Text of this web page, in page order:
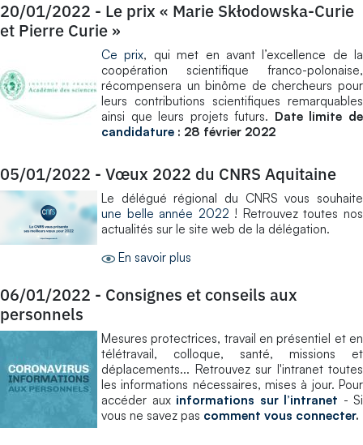
20/01/2022 - Le prix « Marie Skłodowska-Curie
et Pierre Curie »
Ce prix, qui met en avant l’excellence de la
coopération scientifique franco-polonaise,
récompensera un binôme de chercheurs pour
leurs contributions scientifiques remarquables
ainsi que leurs projets futurs. Date limite de
candidature : 28 février 2022
05/01/2022 - Vœux 2022 du CNRS Aquitaine
Le délégué régional du CNRS vous souhaite
une belle année 2022 ! Retrouvez toutes nos
actualités sur le site web de la délégation.
En savoir plus
06/01/2022 - Consignes et conseils aux
personnels
Mesures protectrices, travail en présentiel et en
télétravail, colloque, santé, missions et
déplacements... Retrouvez sur l'intranet toutes
les informations nécessaires, mises à jour. Pour
accéder aux informations sur l’intranet - Si
vous ne savez pas comment vous connecter.